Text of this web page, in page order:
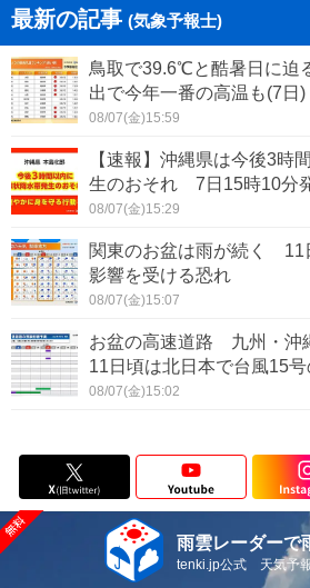
最新の記事 (気象予報士)
鳥取で39.6℃と酷暑日に
出で今年一番の高温も(7日)
08/07(金)15:59
【速報】沖縄県は今後3時
生のおそれ 7日15時10分
08/07(金)15:29
関東のお盆は雨が続く 11
影響を受ける恐れ
08/07(金)15:07
お盆の高速道路 九州・沖
11日頃は北日本で台風15
08/07(金)15:02
雨雲レーダーで
tenki.jp公式 天気予